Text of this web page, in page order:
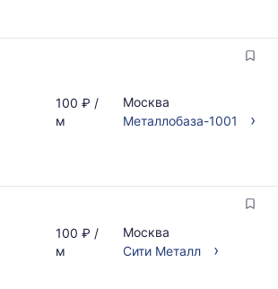
100 ₽ /
м
Москва
Металлобаза-1001
›
100 ₽ /
м
Москва
Сити Металл
›